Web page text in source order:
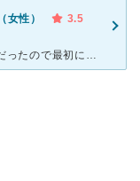
女性）
3.5
婦人科系の診察を受けに行きました。初めてだったので最初に電話でいろいろ問い合わせたところ、看護師さんか事務の方かわかりませんが、丁寧に答えてくれました。 行ったのは土曜日でしたが、結構混んでいま